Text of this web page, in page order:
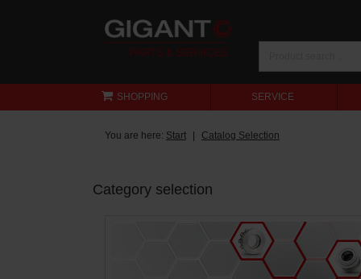
SHOPPING SERVICE
You are here: Start Catalog Selection
Category selection